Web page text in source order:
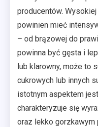
producentów.
powinien mieć
– od brązowej do
powinna być gęsta i
lub klarowny, może to
cukrowych lub innych
istotnym aspektem
charakteryzuje się
oraz lekko gorzkawym